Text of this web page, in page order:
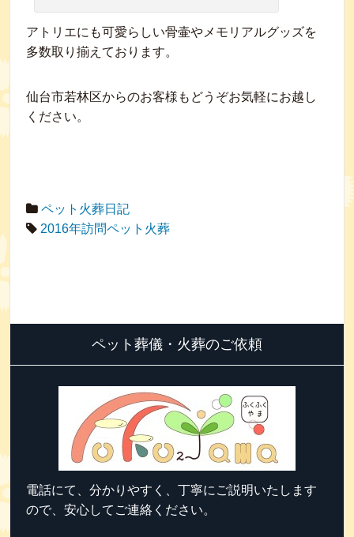
アトリエにも可愛らしい骨壷やメモリアルグッズを
多数取り揃えております。
仙台市若林区からのお客様もどうぞお気軽にお越し
ください。
ペット火葬日記
2016年訪問ペット火葬
ペット葬儀・火葬のご依頼
電話にて、分かりやすく、丁寧にご説明いたします
ので、安心してご連絡ください。